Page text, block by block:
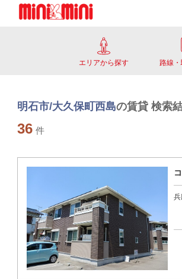
エリアから探す 路線
明石市/大久保町西島の賃貸 検索
36 件